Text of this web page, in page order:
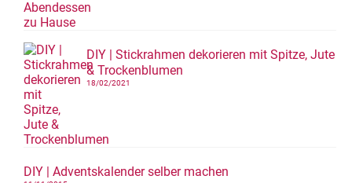
DIY | Stickrahmen dekorieren mit Spitze, Jute
& Trockenblumen
18/02/2021
DIY | Adventskalender selber machen